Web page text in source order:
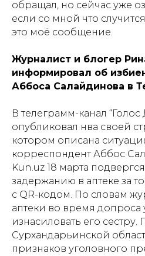
обращал, но сейчас уже
если со мной что
это моё сообщение.
Журналист и блогер
информировал об
Аббоса Салайдинова в
В телеграмм-канал
опубликовал нва своей
котором описана
корреспондент Аббос
Kun.uz 18 марта
задержанию в аптеке за
с QR-кодом. По словам
аптеки во время допроса
изнасиловать его сестру.
Сурхандарьинской
признаков уголовного